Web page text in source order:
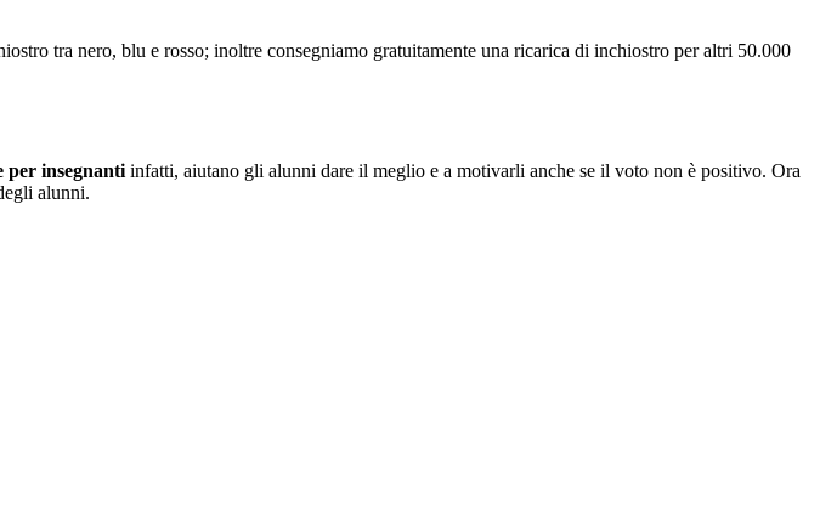
tra nero, blu e rosso; inoltre consegniamo gratuitamente una ricarica di inchiostro per altri 50.000
per insegnanti infatti, aiutano gli alunni dare il meglio e a motivarli anche se il voto non è positivo. Ora
alunni.